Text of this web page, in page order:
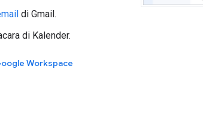
di Gmail.
di Kalender.
Workspace